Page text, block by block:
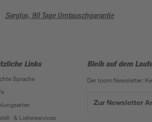
Sorglos, 90 Tage Umtauschgarantie
Links
Sprache
& Lieferservices
Bleib auf dem
Der toom Newsletter:
Zur Newsletter